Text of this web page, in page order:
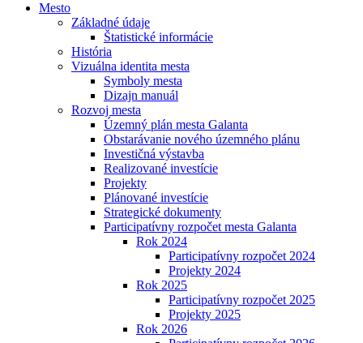
Mesto
Základné údaje
Štatistické informácie
História
Vizuálna identita mesta
Symboly mesta
Dizajn manuál
Rozvoj mesta
Územný plán mesta Galanta
Obstarávanie nového územného plánu
Investičná výstavba
Realizované investície
Projekty
Plánované investície
Strategické dokumenty
Participatívny rozpočet mesta Galanta
Rok 2024
Participatívny rozpočet 2024
Projekty 2024
Rok 2025
Participatívny rozpočet 2025
Projekty 2025
Rok 2026